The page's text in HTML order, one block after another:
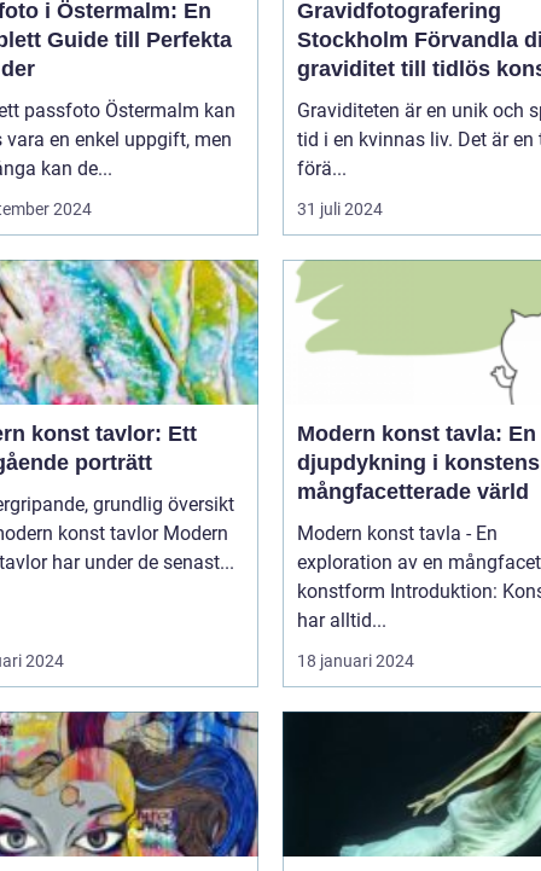
i Östermalm: En
Guide till Perfekta
passfoto Östermalm kan
vara en enkel uppgift, men
kan de...
2024
Gravidfotografering
Stockholm Förvandla din
graviditet till tidlös
Graviditeten är en unik och
tid i en kvinnas liv. Det är en
förä...
31 juli 2024
konst tavlor: Ett
porträtt
grundlig översikt
konst tavlor Modern
har under de senast...
2024
Modern konst tavla: En
djupdykning i konstens
mångfacetterade värld
Modern konst tavla - En
exploration av en
konstform Introduktion: Konsten
har alltid...
18 januari 2024